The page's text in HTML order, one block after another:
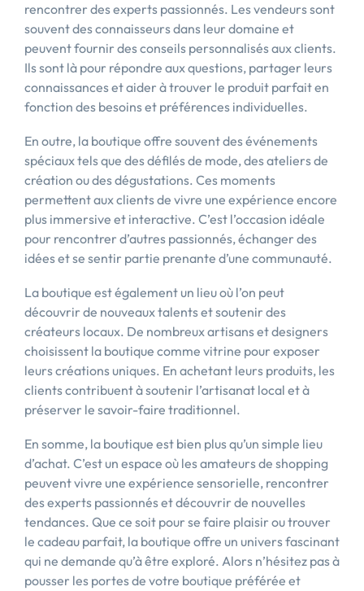
rencontrer des experts passionnés. Les vendeurs sont
souvent des connaisseurs dans leur domaine et
peuvent fournir des conseils personnalisés aux clients.
Ils sont là pour répondre aux questions, partager leurs
connaissances et aider à trouver le produit parfait en
fonction des besoins et préférences individuelles.
En outre, la boutique offre souvent des événements
spéciaux tels que des défilés de mode, des ateliers de
création ou des dégustations. Ces moments
permettent aux clients de vivre une expérience encore
plus immersive et interactive. C’est l’occasion idéale
pour rencontrer d’autres passionnés, échanger des
idées et se sentir partie prenante d’une communauté.
La boutique est également un lieu où l’on peut
découvrir de nouveaux talents et soutenir des
créateurs locaux. De nombreux artisans et designers
choisissent la boutique comme vitrine pour exposer
leurs créations uniques. En achetant leurs produits, les
clients contribuent à soutenir l’artisanat local et à
préserver le savoir-faire traditionnel.
En somme, la boutique est bien plus qu’un simple lieu
d’achat. C’est un espace où les amateurs de shopping
peuvent vivre une expérience sensorielle, rencontrer
des experts passionnés et découvrir de nouvelles
tendances. Que ce soit pour se faire plaisir ou trouver
le cadeau parfait, la boutique offre un univers fascinant
qui ne demande qu’à être exploré. Alors n’hésitez pas à
pousser les portes de votre boutique préférée et